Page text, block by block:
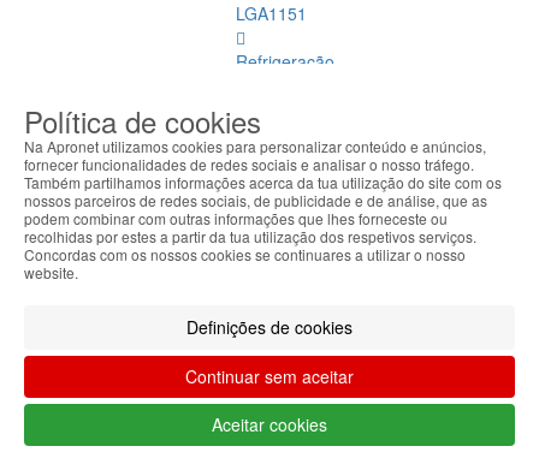
LGA1151
Refrigeração
Memórias
Dimm
Memórias
Dimm
Ver
todos
4
ECC
DDR
1
Política de cookies
Na Apronet utilizamos cookies para personalizar conteúdo e anúncios,
fornecer funcionalidades de redes sociais e analisar o nosso tráfego.
Também partilhamos informações acerca da tua utilização do site com os
nossos parceiros de redes sociais, de publicidade e de análise, que as
podem combinar com outras informações que lhes forneceste ou
recolhidas por estes a partir da tua utilização dos respetivos serviços.
Concordas com os nossos cookies se continuares a utilizar o nosso
website.
Definições de cookies
Continuar sem aceitar
Aceitar cookies